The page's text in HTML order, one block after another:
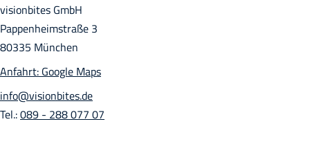
visionbites GmbH
Pappenheimstraße 3
80335 München
Anfahrt: Google Maps
info@visionbites.de
Tel.:089 - 288 077 07